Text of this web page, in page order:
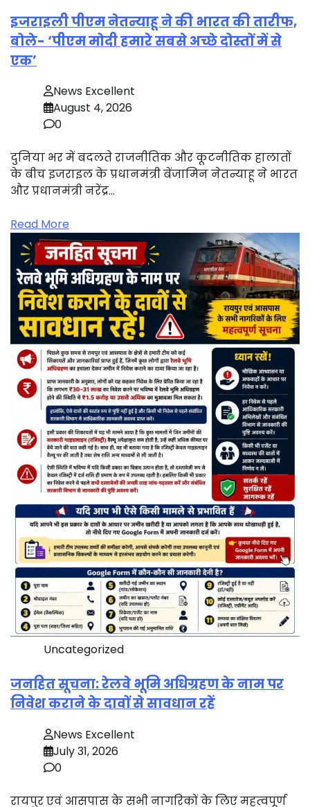
इजराइली पीएम नेतन्याहू ने की भारत की तारीफ,
बोले- ‘पीएम मोदी हमारे सबसे अच्छे दोस्तों में से
एक’
News Excellent
August 4, 2026
0
दुनिया भर में बदलते राजनीतिक और कूटनीतिक हालातों
के बीच इजराइल के प्रधानमंत्री बेंजामिन नेतन्याहू ने भारत
और प्रधानमंत्री नरेंद्र…
Read More
Uncategorized
जनहित सूचना: रेलवे भूमि अधिग्रहण के नाम पर
निवेश कराने के दावों से सावधान रहें
News Excellent
July 31, 2026
0
रायपुर एवं आसपास के सभी नागरिकों के लिए महत्वपूर्ण